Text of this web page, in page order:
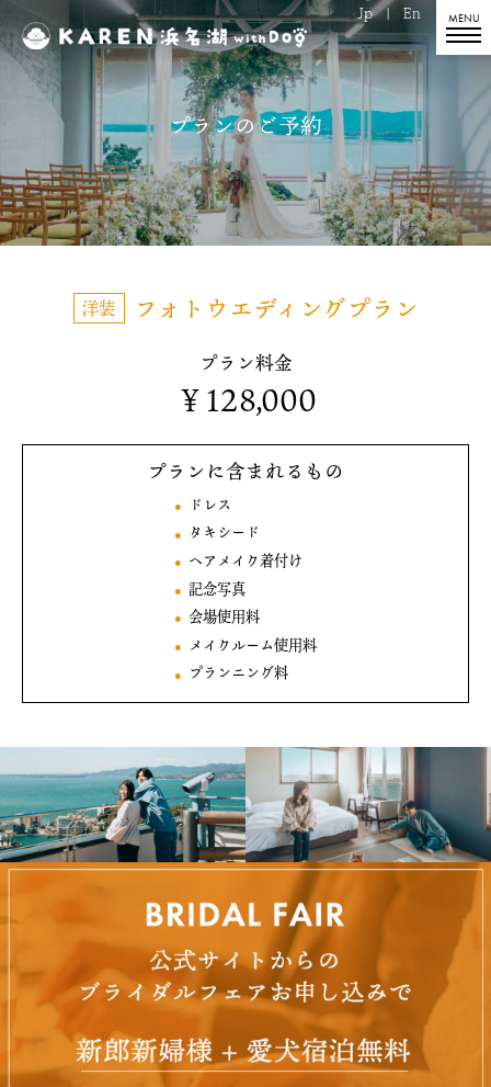
Jp | En
プランのご予約
洋装 フォトウエディングプラン
プラン料金
￥128,000
プランに含まれるもの
ドレス
タキシード
ヘアメイク着付け
記念写真
会場使用料
メイクルーム使用料
プランニング料